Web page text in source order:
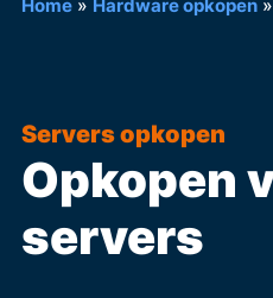
Home» Hardware opkopen»
Servers opkopen
Opkopen
servers